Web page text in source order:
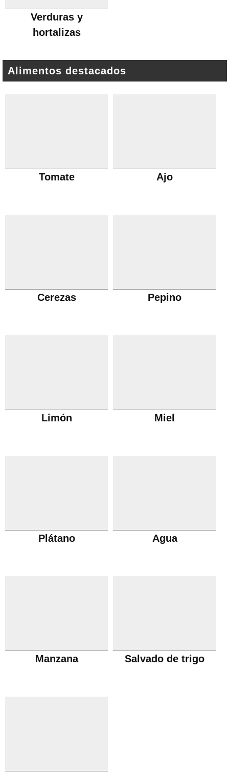
Verduras y
hortalizas
Alimentos destacados
Tomate Ajo
Cerezas Pepino
Limón Miel
Plátano Agua
Manzana Salvado de trigo